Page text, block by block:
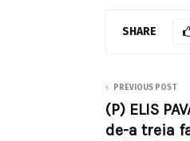
SHARE
PREVIOUS POST
(P) ELIS
de-a treia